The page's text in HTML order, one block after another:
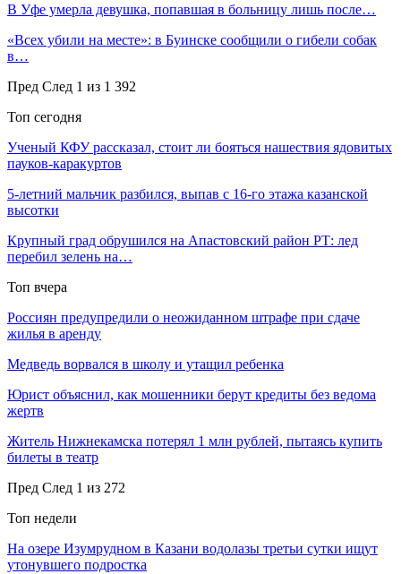
В Уфе умерла девушка, попавшая в больницу лишь после…
«Всех убили на месте»: в Буинске сообщили о гибели собак
в…
Пред След 1 из 1 392
Топ сегодня
Ученый КФУ рассказал, стоит ли бояться нашествия ядовитых
пауков-каракуртов
5-летний мальчик разбился, выпав с 16-го этажа казанской
высотки
Крупный град обрушился на Апастовский район РТ: лед
перебил зелень на…
Топ вчера
Россиян предупредили о неожиданном штрафе при сдаче
жилья в аренду
Медведь ворвался в школу и утащил ребенка
Юрист объяснил, как мошенники берут кредиты без ведома
жертв
Житель Нижнекамска потерял 1 млн рублей, пытаясь купить
билеты в театр
Пред След 1 из 272
Топ недели
На озере Изумрудном в Казани водолазы третьи сутки ищут
утонувшего подростка